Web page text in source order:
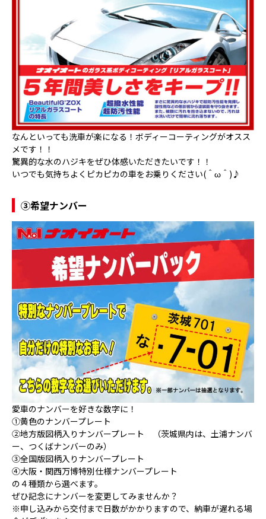
なんといっても洗車が楽になる！ボディーコーティングがオスス
メです！！
驚異的な水のハジキをぜひ体感いただきたいです！！
いつでも気持ちよくピカピカの車をお乗りください(＾ω＾)♪
③希望ナンバー
愛車のナンバーを好きな数字に！
①黄色のナンバープレート
②地方版図柄入りナンバープレート （茨城県内は、土浦ナンバ
ー、つくばナンバーのみ）
③全国版図柄入りナンバープレート
④大阪・関西万博特別仕様ナンバープレート
の４種類から選べます。
ぜひ記念にナンバーを変更してみませんか？
※申し込みから交付まで日数がかかりますので、納車が遅れる場